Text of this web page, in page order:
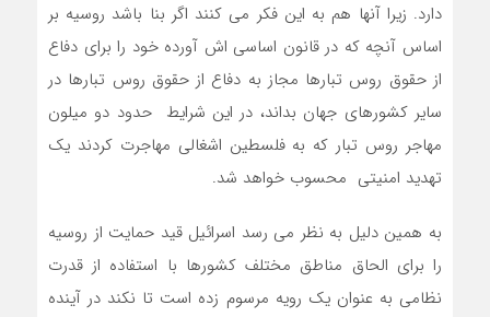
دارد. زیرا آنها هم به این فکر می کنند اگر بنا باشد روسیه بر
اساس آنچه که در قانون اساسی اش آورده خود را برای دفاع
از حقوق روس تبارها مجاز به دفاع از حقوق روس تبارها در
سایر کشورهای جهان بداند، در این شرایط حدود دو میلون
مهاجر روس تبار که به فلسطین اشغالی مهاجرت کردند یک
تهدید امنیتی محسوب خواهد شد.
به همین دلیل به نظر می رسد اسرائیل قید حمایت از روسیه
را برای الحاق مناطق مختلف کشورها با استفاده از قدرت
نظامی به عنوان یک رویه مرسوم زده است تا نکند در آینده